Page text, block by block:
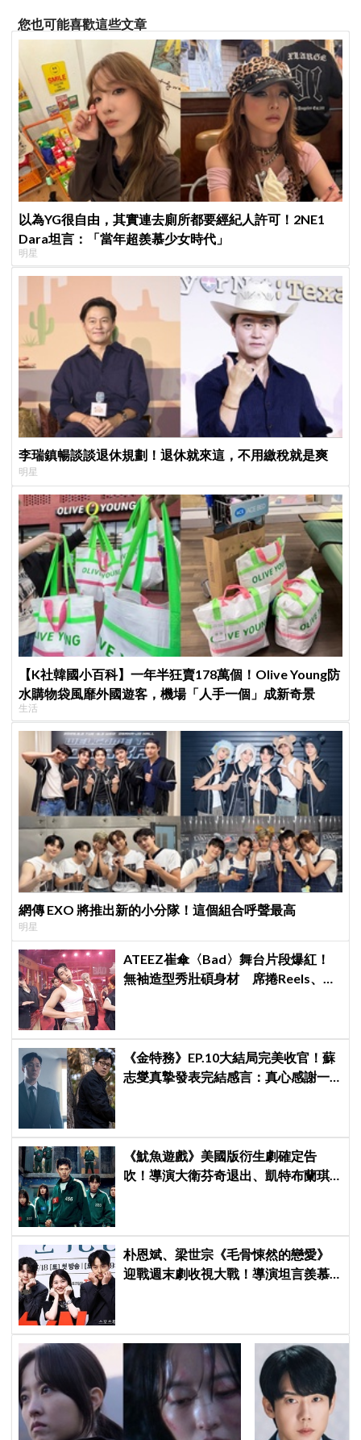
您也可能喜歡這些文章
以為YG很自由，其實連去廁所都要經紀人許可！2NE1
Dara坦言：「當年超羨慕少女時代」
明星
李瑞鎮暢談談退休規劃！退休就來這，不用繳稅就是爽
明星
【K社韓國小百科】一年半狂賣178萬個！Olive Young防
水購物袋風靡外國遊客，機場「人手一個」成新奇景
生活
網傳 EXO 將推出新的小分隊！這個組合呼聲最高
明星
ATEEZ崔傘〈Bad〉舞台片段爆紅！
無袖造型秀壯碩身材 席捲Reels、
《金特務》EP.10大結局完美收官！蘇
志燮真摯發表完結感言：真心感謝一
《魷魚遊戲》美國版衍生劇確定告
吹！導演大衛芬奇退出、凱特布蘭琪
朴恩斌、梁世宗《毛骨悚然的戀愛》
迎戰週末劇收視大戰！導演坦言羨慕